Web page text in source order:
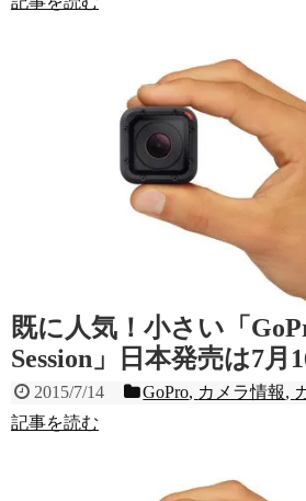
既に人気！小さい「
Session」日本発売は7月
2015/7/14 GoPro, カメラ情報,
記事を読む